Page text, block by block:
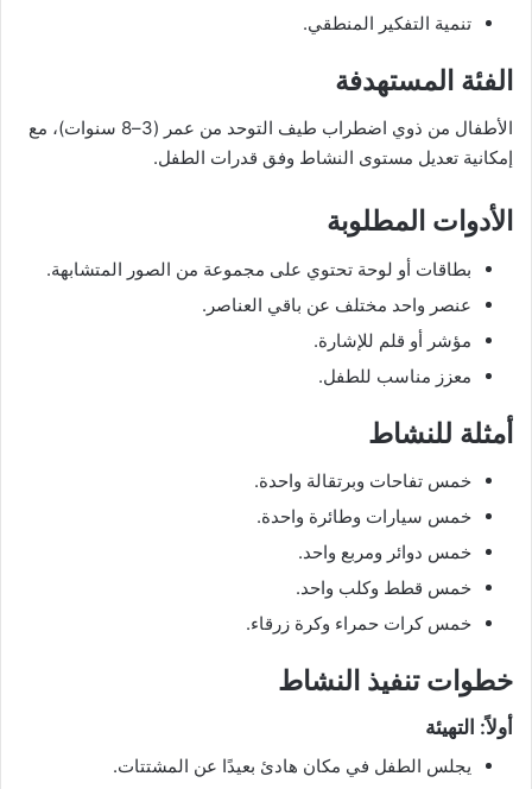
تنمية التفكير المنطقي.
الفئة المستهدفة
الأطفال من ذوي اضطراب طيف التوحد من عمر (3–8 سنوات)، مع
إمكانية تعديل مستوى النشاط وفق قدرات الطفل.
الأدوات المطلوبة
بطاقات أو لوحة تحتوي على مجموعة من الصور المتشابهة.
عنصر واحد مختلف عن باقي العناصر.
مؤشر أو قلم للإشارة.
معزز مناسب للطفل.
أمثلة للنشاط
خمس تفاحات وبرتقالة واحدة.
خمس سيارات وطائرة واحدة.
خمس دوائر ومربع واحد.
خمس قطط وكلب واحد.
خمس كرات حمراء وكرة زرقاء.
خطوات تنفيذ النشاط
أولاً: التهيئة
يجلس الطفل في مكان هادئ بعيدًا عن المشتتات.